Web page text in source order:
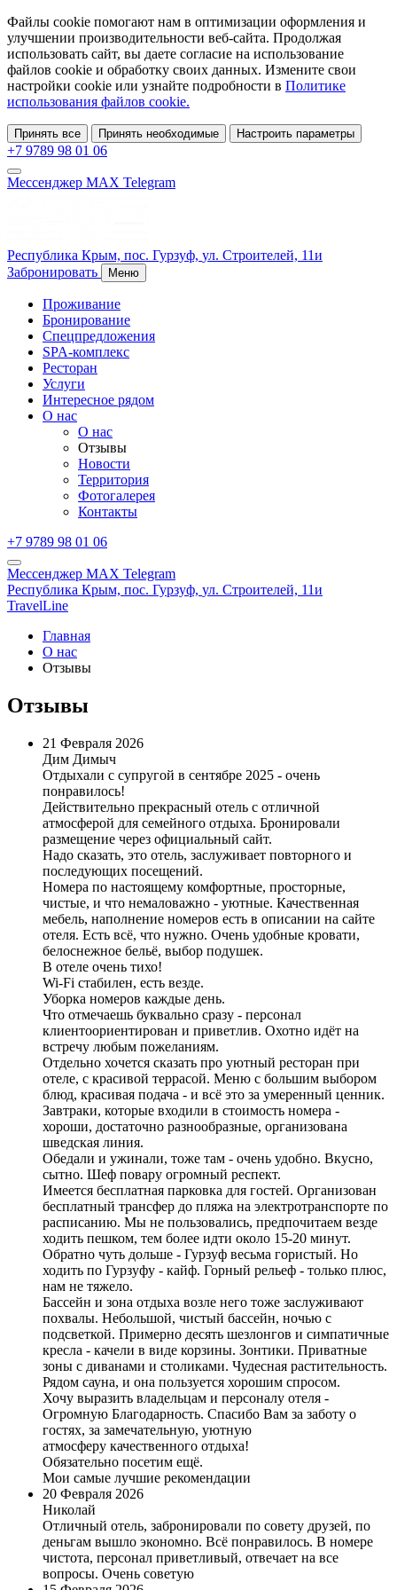
Файлы cookie помогают нам в оптимизации оформления и
улучшении производительности веб-сайта. Продолжая
использовать сайт, вы даете согласие на использование
файлов cookie и обработку своих данных. Измените свои
настройки cookie или узнайте подробности в Политике
использования файлов cookie.
Принять все Принять необходимые Настроить параметры
+7 9789 98 01 06
Мессенджер MAX Telegram
Республика Крым, пос. Гурзуф, ул. Строителей, 11и
Забронировать
Меню
Проживание
Бронирование
Спецпредложения
SPA-комплекс
Ресторан
Услуги
Интересное рядом
О нас
О нас
Отзывы
Новости
Территория
Фотогалерея
Контакты
+7 9789 98 01 06
Мессенджер MAX Telegram
Республика Крым, пос. Гурзуф, ул. Строителей, 11и
TravelLine
Главная
О нас
Отзывы
Отзывы
21 Февраля 2026
Дим Димыч
Отдыхали с супругой в сентябре 2025 - очень
понравилось!
Действительно прекрасный отель с отличной
атмосферой для семейного отдыха. Бронировали
размещение через официальный сайт.
Надо сказать, это отель, заслуживает повторного и
последующих посещений.
Номера по настоящему комфортные, просторные,
чистые, и что немаловажно - уютные. Качественная
мебель, наполнение номеров есть в описании на сайте
отеля. Есть всё, что нужно. Очень удобные кровати,
белоснежное бельё, выбор подушек.
В отеле очень тихо!
Wi-Fi стабилен, есть везде.
Уборка номеров каждые день.
Что отмечаешь буквально сразу - персонал
клиентоориентирован и приветлив. Охотно идёт на
встречу любым пожеланиям.
Отдельно хочется сказать про уютный ресторан при
отеле, с красивой террасой. Меню с большим выбором
блюд, красивая подача - и всё это за умеренный ценник.
Завтраки, которые входили в стоимость номера -
хороши, достаточно разнообразные, организована
шведская линия.
Обедали и ужинали, тоже там - очень удобно. Вкусно,
сытно. Шеф повару огромный респект.
Имеется бесплатная парковка для гостей. Организован
бесплатный трансфер до пляжа на электротранспорте по
расписанию. Мы не пользовались, предпочитаем везде
ходить пешком, тем более идти около 15-20 минут.
Обратно чуть дольше - Гурзуф весьма гористый. Но
ходить по Гурзуфу - кайф. Горный рельеф - только плюс,
нам не тяжело.
Бассейн и зона отдыха возле него тоже заслуживают
похвалы. Небольшой, чистый бассейн, ночью с
подсветкой. Примерно десять шезлонгов и симпатичные
кресла - качели в виде корзины. Зонтики. Приватные
зоны с диванами и столиками. Чудесная растительность.
Рядом сауна, и она пользуется хорошим спросом.
Хочу выразить владельцам и персоналу отеля -
Огромную Благодарность. Спасибо Вам за заботу о
гостях, за замечательную, уютную
атмосферу качественного отдыха!
Обязательно посетим ещё.
Мои самые лучшие рекомендации
20 Февраля 2026
Николай
Отличный отель, забронировали по совету друзей, по
деньгам вышло экономно. Всё понравилось. В номере
чистота, персонал приветливый, отвечает на все
вопросы. Очень советую